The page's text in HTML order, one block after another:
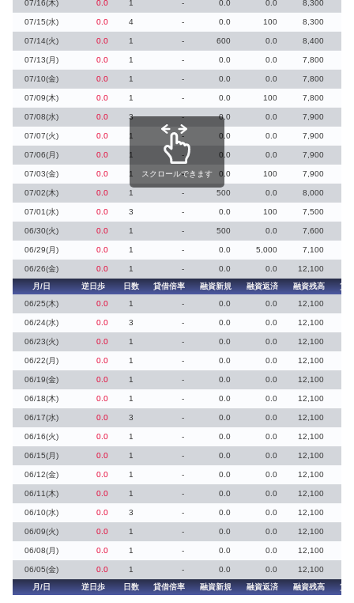
07/16(木)
0.0 1 - 0.0 0.0 8,300
07/15(水) 0.0 4 - 0.0 100 8,300
07/14(火) 0.0 1 - 600 0.0 8,400
07/13(月) 0.0 1 - 0.0 0.0 7,800
07/10(金) 0.0 1 - 0.0 0.0 7,800
07/09(木) 0.0 1 - 0.0 100 7,800
07/08(水) 0.0 3 - 0.0 0.0 7,900
07/07(火) 0.0 1 - 0.0 0.0 7,900
07/06(月) 0.0 1 - 0.0 0.0 7,900
07/03(金) 0.0 1 - 0.0 100 7,900
07/02(木) 0.0 1 - 500 0.0 8,000
07/01(水) 0.0 3 - 0.0 100 7,500
06/30(火) 0.0 1 - 500 0.0 7,600
06/29(月) 0.0 1 - 0.0 5,000 7,100
06/26(金) 0.0 1 - 0.0 0.0
12,100
月/日
逆日歩 日数 貸借倍率 融資新規 融資返済 融資残高
貸
06/25(木)
0.0 1 - 0.0 0.0 12,100
06/24(水) 0.0 3 - 0.0 0.0 12,100
06/23(火) 0.0 1 - 0.0 0.0 12,100
06/22(月) 0.0 1 - 0.0 0.0 12,100
06/19(金) 0.0 1 - 0.0 0.0 12,100
06/18(木) 0.0 1 - 0.0 0.0 12,100
06/17(水) 0.0 3 - 0.0 0.0 12,100
06/16(火) 0.0 1 - 0.0 0.0 12,100
06/15(月) 0.0 1 - 0.0 0.0 12,100
06/12(金) 0.0 1 - 0.0 0.0 12,100
06/11(木) 0.0 1 - 0.0 0.0 12,100
06/10(水) 0.0 3 - 0.0 0.0 12,100
06/09(火) 0.0 1 - 0.0 0.0 12,100
06/08(月) 0.0 1 - 0.0 0.0 12,100
06/05(金) 0.0 1 - 0.0 0.0
12,100
月/日
逆日歩 日数 貸借倍率 融資新規 融資返済 融資残高 貸
スクロールできます